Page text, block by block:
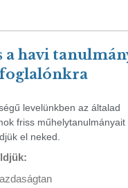
a havi
levelünkben az általad
friss műhelytanulmányait
el neked.